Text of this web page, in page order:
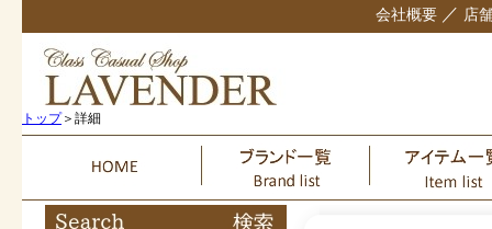
会社概要 ／ 店
トップ＞詳細